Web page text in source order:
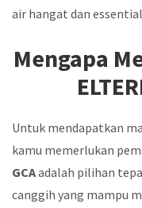
air hangat dan
Mengapa
Untuk mendapatkan
kamu memerlukan
GCAadalah pilihan
canggih yang mampu